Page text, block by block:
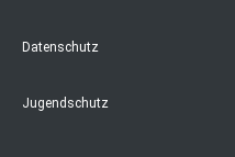
Datenschutz
Jugendschutz